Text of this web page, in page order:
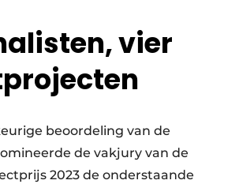
vier
beoordeling van de
de vakjury van de
2023 de onderstaande